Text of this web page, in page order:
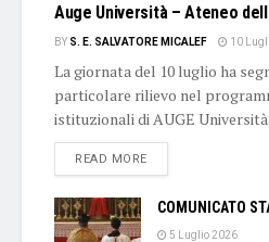
Auge Università – Ateneo
BY S. E. SALVATORE MICALEF 10
La giornata del 10 luglio ha
particolare rilievo nel
istituzionali di AUGE
READ MOREDETAILS
COMUNICATO
5 Luglio 2026